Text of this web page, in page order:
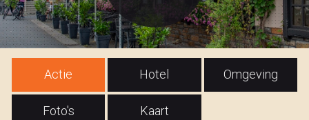
Actie Hotel Omgeving
Foto's Kaart